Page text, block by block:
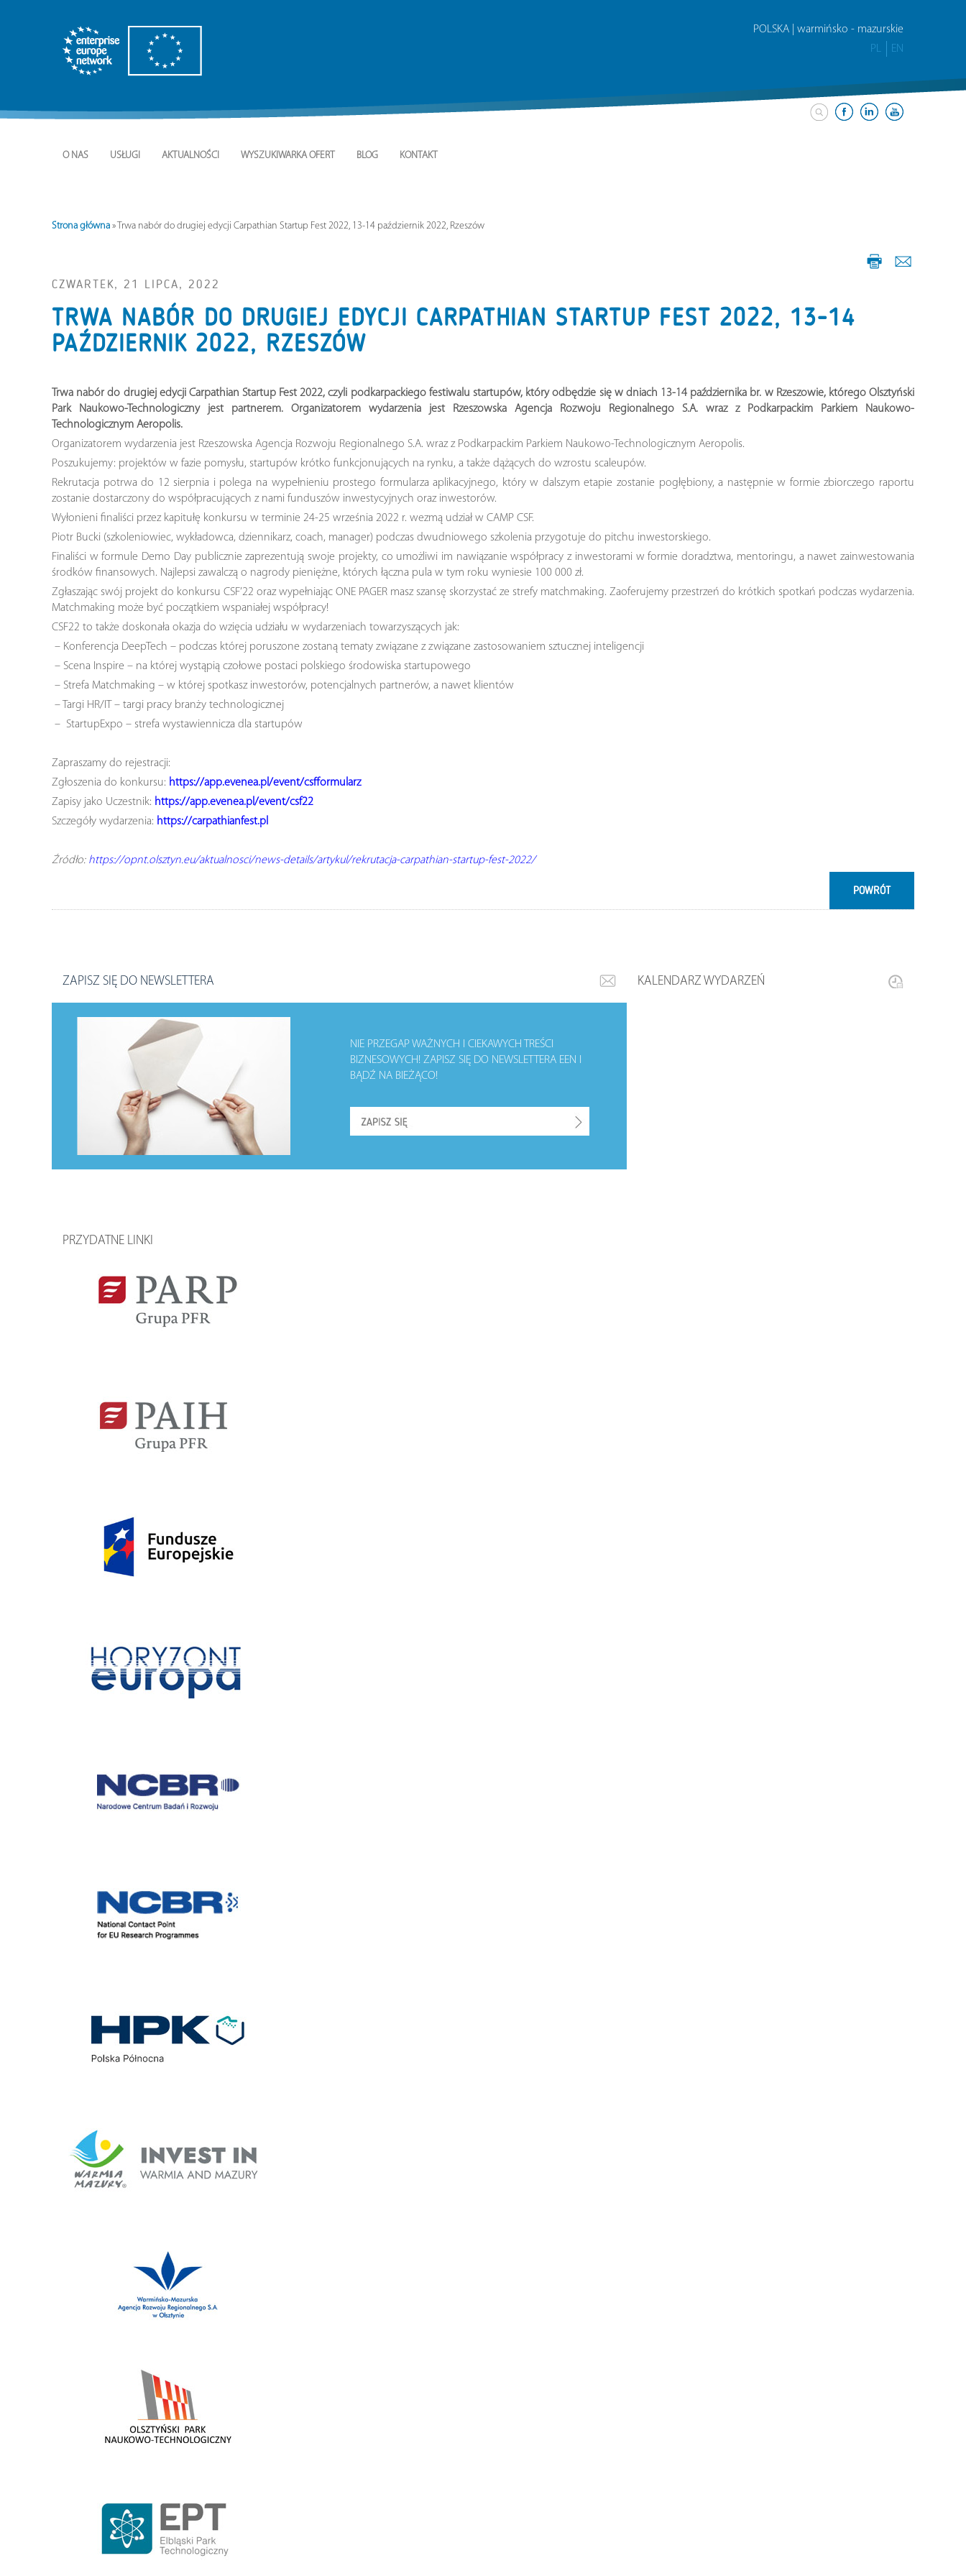
POLSKA | warmińsko - mazurskie
PL
EN
O NAS USŁUGI AKTUALNOŚCI WYSZUKIWARKA OFERT BLOG KONTAKT
Strona główna » Trwa nabór do drugiej edycji Carpathian Startup Fest 2022, 13-14 październik 2022, Rzeszów
CZWARTEK, 21 LIPCA, 2022
TRWA NABÓR DO DRUGIEJ EDYCJI CARPATHIAN STARTUP FEST 2022, 13-14
PAŹDZIERNIK 2022, RZESZÓW
Trwa nabór do drugiej edycji Carpathian Startup Fest 2022, czyli podkarpackiego festiwalu startupów, który odbędzie się w dniach 13-14 października br. w Rzeszowie, którego Olsztyński
Park Naukowo-Technologiczny jest partnerem. Organizatorem wydarzenia jest Rzeszowska Agencja Rozwoju Regionalnego S.A. wraz z Podkarpackim Parkiem Naukowo-
Technologicznym Aeropolis.
Organizatorem wydarzenia jest Rzeszowska Agencja Rozwoju Regionalnego S.A. wraz z Podkarpackim Parkiem Naukowo-Technologicznym Aeropolis.
Poszukujemy: projektów w fazie pomysłu, startupów krótko funkcjonujących na rynku, a także dążących do wzrostu scaleupów.
Rekrutacja potrwa do 12 sierpnia i polega na wypełnieniu prostego formularza aplikacyjnego, który w dalszym etapie zostanie pogłębiony, a następnie w formie zbiorczego raportu
zostanie dostarczony do współpracujących z nami funduszów inwestycyjnych oraz inwestorów.
Wyłonieni finaliści przez kapitułę konkursu w terminie 24-25 września 2022 r. wezmą udział w CAMP CSF.
Piotr Bucki (szkoleniowiec, wykładowca, dziennikarz, coach, manager) podczas dwudniowego szkolenia przygotuje do pitchu inwestorskiego.
Finaliści w formule Demo Day publicznie zaprezentują swoje projekty, co umożliwi im nawiązanie współpracy z inwestorami w formie doradztwa, mentoringu, a nawet zainwestowania
środków finansowych. Najlepsi zawalczą o nagrody pieniężne, których łączna pula w tym roku wyniesie 100 000 zł.
Zgłaszając swój projekt do konkursu CSF’22 oraz wypełniając ONE PAGER masz szansę skorzystać ze strefy matchmaking. Zaoferujemy przestrzeń do krótkich spotkań podczas wydarzenia.
Matchmaking może być początkiem wspaniałej współpracy!
CSF22 to także doskonała okazja do wzięcia udziału w wydarzeniach towarzyszących jak:
– Konferencja DeepTech – podczas której poruszone zostaną tematy związane z związane zastosowaniem sztucznej inteligencji
– Scena Inspire – na której wystąpią czołowe postaci polskiego środowiska startupowego
– Strefa Matchmaking – w której spotkasz inwestorów, potencjalnych partnerów, a nawet klientów
– Targi HR/IT – targi pracy branży technologicznej
– StartupExpo – strefa wystawiennicza dla startupów
Zapraszamy do rejestracji:
Zgłoszenia do konkursu: https://app.evenea.pl/event/csfformularz
Zapisy jako Uczestnik: https://app.evenea.pl/event/csf22
Szczegóły wydarzenia: https://carpathianfest.pl
Źródło: https://opnt.olsztyn.eu/aktualnosci/news-details/artykul/rekrutacja-carpathian-startup-fest-2022/
POWRÓT
ZAPISZ SIĘ DO NEWSLETTERA
NIE PRZEGAP WAŻNYCH I CIEKAWYCH TREŚCI
BIZNESOWYCH! ZAPISZ SIĘ DO NEWSLETTERA EEN I
BĄDŹ NA BIEŻĄCO!
KALENDARZ WYDARZEŃ
PRZYDATNE LINKI